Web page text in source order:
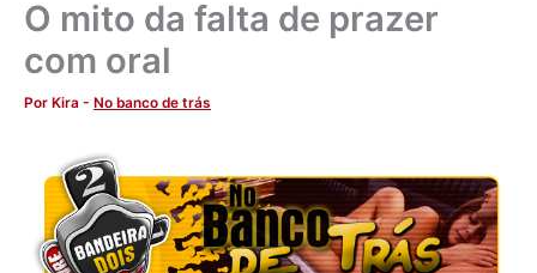
O mito da falta de prazer
com oral
Por Kira - No banco de trás